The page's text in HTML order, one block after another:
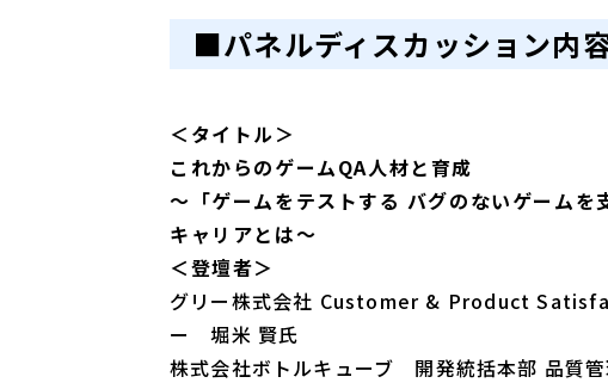
■パネルディスカッション内
＜タイトル＞
これからのゲームQA人材と育成
～「ゲームをテストする バグのないゲームを
キャリアとは～
＜登壇者＞
グリー株式会社 Customer & Product
ー 堀米 賢氏
株式会社ボトルキューブ 開発統括本部 品質